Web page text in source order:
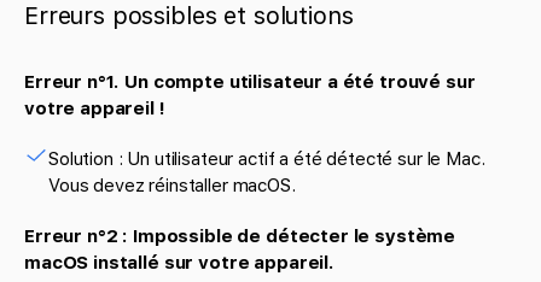
Erreurs possibles et solutions
Erreur n°1. Un compte utilisateur a été trouvé sur
votre appareil !
Solution : Un utilisateur actif a été détecté sur le Mac.
Vous devez réinstaller macOS.
Erreur n°2 : Impossible de détecter le système
macOS installé sur votre appareil.